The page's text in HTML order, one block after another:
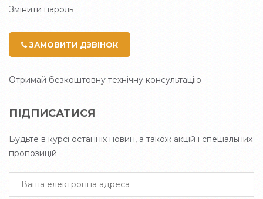
Змінити пароль
ЗАМОВИТИ ДЗВІНОК
Отримай безкоштовну технічну консультацію
ПІДПИСАТИСЯ
Будьте в курсі останніх новин, а також акцій і спеціальних
пропозицій